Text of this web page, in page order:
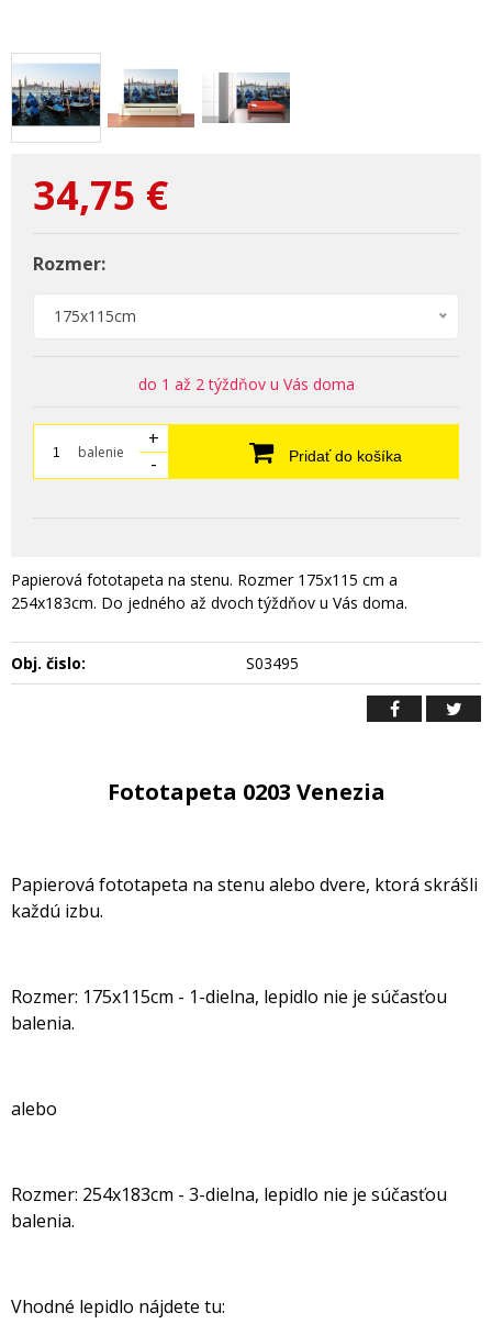
34,75 €
Rozmer:
175x115cm
do 1 až 2 týždňov u Vás doma
balenie
+
-
Pridať do košíka
Papierová fototapeta na stenu. Rozmer 175x115 cm a
254x183cm. Do jedného až dvoch týždňov u Vás doma.
Obj. čislo: S03495
Fototapeta 0203 Venezia
Papierová fototapeta na stenu alebo dvere, ktorá skrášli
každú izbu.
Rozmer: 175x115cm - 1-dielna, lepidlo nie je súčasťou
balenia.
alebo
Rozmer: 254x183cm - 3-dielna, lepidlo nie je súčasťou
balenia.
Vhodné lepidlo nájdete tu: